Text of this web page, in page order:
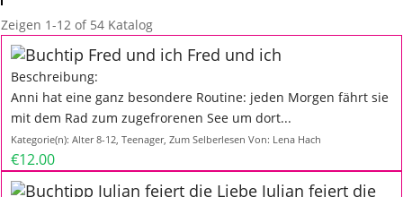
Zeigen 1-12 of 54 Katalog
Fred und ich
Beschreibung:
Anni hat eine ganz besondere Routine: jeden Morgen fährt sie
mit dem Rad zum zugefrorenen See um dort...
Kategorie(n): Alter 8-12, Teenager, Zum Selberlesen Von: Lena Hach
€12.00
Julian feiert die